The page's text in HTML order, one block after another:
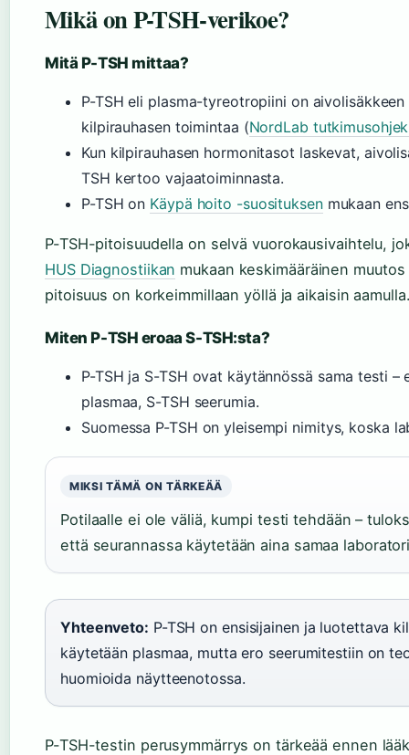
Mikä on P-TSH-verikoe?
Mitä P-TSH mittaa?
P-TSH eli plasma-tyreotropiini on
kilpirauhasen toimintaa (NordLab
Kun kilpirauhasen hormonitasot laskevat,
TSH kertoo vajaatoiminnasta.
P-TSH on Käypä hoito -suosituksenmukaan
P-TSH-pitoisuudella on selvä vuorokausivaihtelu,
HUS Diagnostiikan mukaan keskimääräinen
pitoisuus on korkeimmillaan yöllä ja aikaisin
Miten P-TSH eroaa S-TSH:sta?
P-TSH ja S-TSH ovat käytännössä sama testi
plasmaa, S-TSH seerumia.
Suomessa P-TSH on yleisempi nimitys, koska
MIKSI TÄMÄ ON TÄRKEÄÄ
Potilaalle ei ole väliä, kumpi testi tehdään –
että seurannassa käytetään aina samaa
Yhteenveto: P-TSH on ensisijainen ja luotettava
käytetään plasmaa, mutta ero seerumitestiin on
huomioida näytteenotossa.
P-TSH-testin perusymmärrys on tärkeää ennen